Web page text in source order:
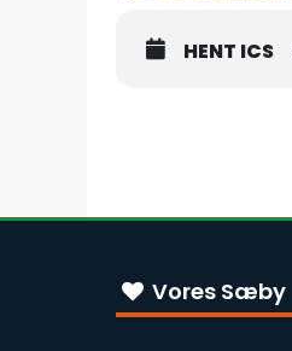
HENT ICS
Vores Sæby